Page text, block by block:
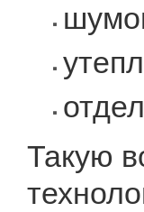
Такую